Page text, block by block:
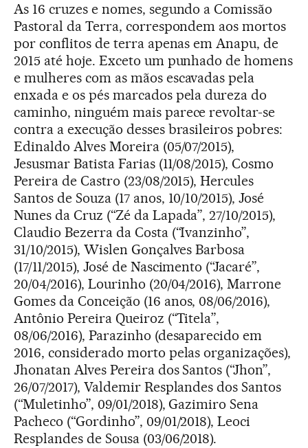
As 16 cruzes e nomes, segundo a Comissão
Pastoral da Terra, correspondem aos mortos
por conflitos de terra apenas em Anapu, de
2015 até hoje. Exceto um punhado de homens
e mulheres com as mãos escavadas pela
enxada e os pés marcados pela dureza do
caminho, ninguém mais parece revoltar-se
contra a execução desses brasileiros pobres:
Edinaldo Alves Moreira (05/07/2015),
Jesusmar Batista Farias (11/08/2015), Cosmo
Pereira de Castro (23/08/2015), Hercules
Santos de Souza (17 anos, 10/10/2015), José
Nunes da Cruz (“Zé da Lapada”, 27/10/2015),
Claudio Bezerra da Costa (“Ivanzinho”,
31/10/2015), Wislen Gonçalves Barbosa
(17/11/2015), José de Nascimento (“Jacaré”,
20/04/2016), Lourinho (20/04/2016), Marrone
Gomes da Conceição (16 anos, 08/06/2016),
Antônio Pereira Queiroz (“Titela”,
08/06/2016), Parazinho (desaparecido em
2016, considerado morto pelas organizações),
Jhonatan Alves Pereira dos Santos (“Jhon”,
26/07/2017), Valdemir Resplandes dos Santos
(“Muletinho”, 09/01/2018), Gazimiro Sena
Pacheco (“Gordinho”, 09/01/2018), Leoci
Resplandes de Sousa (03/06/2018).